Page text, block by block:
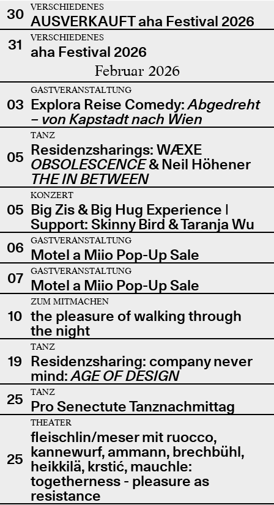
30
VERSCHIEDENES
AUSVERKAUFT aha Festival 2026
31
VERSCHIEDENES
aha Festival 2026
Februar 2026
03
GASTVERANSTALTUNG
Explora Reise Comedy:Abgedreht
– von Kapstadt nach Wien
05
TANZ
Residenzsharings: WÆXE
OBSOLESCENCE& Neil Höhener
THE IN BETWEEN
05
KONZERT
Big Zis & Big Hug Experience |
Support: Skinny Bird & Taranja Wu
06
GASTVERANSTALTUNG
Motel a Miio Pop-Up Sale
07
GASTVERANSTALTUNG
Motel a Miio Pop-Up Sale
10
ZUM MITMACHEN
the pleasure of walking through
the night
19
TANZ
Residenzsharing: company never
mind:AGE OF DESIGN
25
TANZ
Pro Senectute Tanznachmittag
25
THEATER
fleischlin/meser mit ruocco,
kannewurf, ammann, brechbühl,
heikkilä, krstić, mauchle:
togetherness - pleasure as
resistance